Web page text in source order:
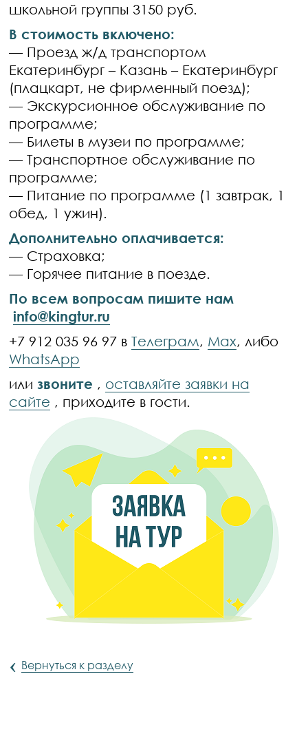
школьной группы 3150 руб.
В стоимость включено:
— Проезд ж/д транспортом
Екатеринбург – Казань – Екатеринбург
(плацкарт, не фирменный поезд);
— Экскурсионное обслуживание по
программе;
— Билеты в музеи по программе;
— Транспортное обслуживание по
программе;
— Питание по программе (1 завтрак, 1
обед, 1 ужин).
Дополнительно оплачивается:
— Страховка;
— Горячее питание в поезде.
По всем вопросам пишите нам
info@kingtur.ru
+7 912 035 96 97 вТелеграм, Max, либо
WhatsApp
илизвоните , оставляйте заявки на
сайте , приходите в гости.
‹ Вернуться к разделу